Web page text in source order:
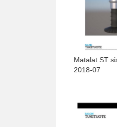
Matalat ST
2018-07